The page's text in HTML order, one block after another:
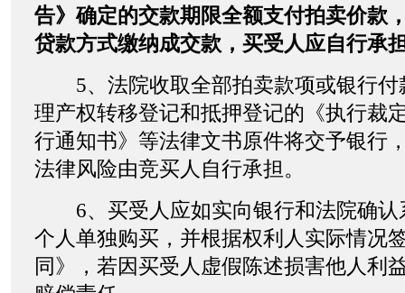
告》确定的交款期限全额支付拍卖价款
贷款方式缴纳成交款，买受人应自行承
5、法院收取全部拍卖款项或银行付
理产权转移登记和抵押登记的《执行裁
行通知书》等法律文书原件将交予银行
法律风险由竞买人自行承担。
6、买受人应如实向银行和法院确认
个人单独购买，并根据权利人实际情况
同》，若因买受人虚假陈述损害他人利